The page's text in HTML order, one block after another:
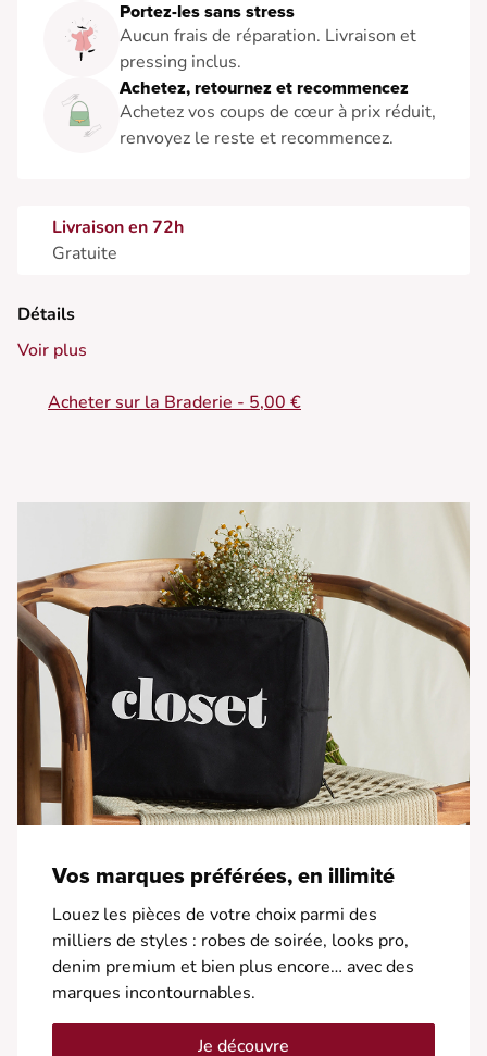
Portez-les sans stress
Aucun frais de réparation. Livraison et
pressing inclus.
Achetez, retournez et recommencez
Achetez vos coups de cœur à prix réduit,
renvoyez le reste et recommencez.
Livraison en 72h
Gratuite
Détails
Voir plus
Acheter sur la Braderie - 5,00 €
Vos marques préférées, en illimité
Louez les pièces de votre choix parmi des
milliers de styles : robes de soirée, looks pro,
denim premium et bien plus encore… avec des
marques incontournables.
Je découvre